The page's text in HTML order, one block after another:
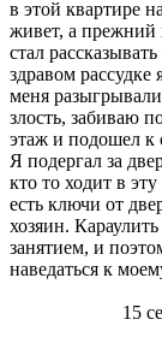
в этой квартире
живет, а прежний
стал
здравом
меня
злость, забиваю
этаж и подошел к
Я подергал за
кто то ходит в
есть ключи от
хозяин.
занятием, и
наведаться к
15